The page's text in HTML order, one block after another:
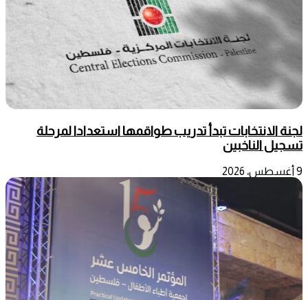
لجنة الانتخابات تبدأ تدريب طواقمها استعدادا لمرحلة
تسجيل الناخبين
9 أغسطس، 2026